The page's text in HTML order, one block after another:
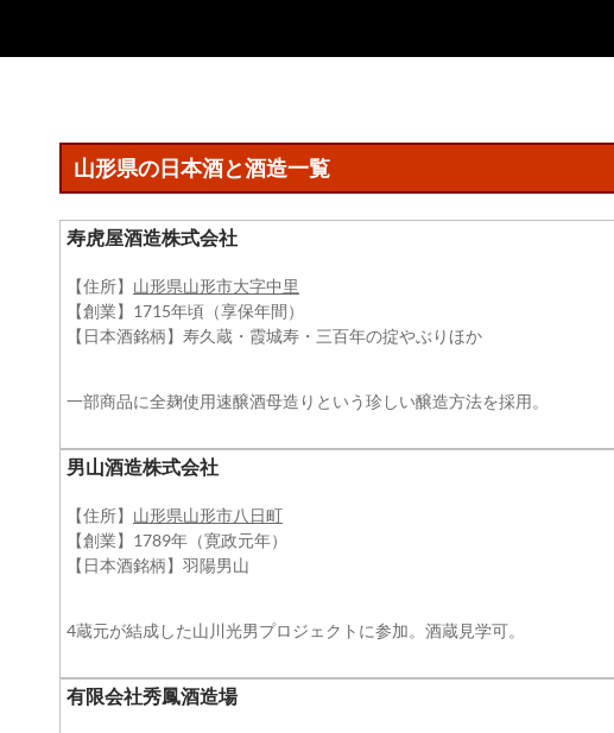
山形県の日本酒と酒造一覧
寿虎屋酒造株式会社
【住所】 山形県山形市大字中里
【創業】1715年頃（享保年間）
【日本酒銘柄】寿久蔵・霞城寿・三百年の掟やぶりほか
一部商品に全麹使用速醸酒母造りという珍しい醸造方法を採用。
​男山酒造株式会社
【住所】 山形県山形市八日町
【創業】1789年（寛政元年）
【日本酒銘柄】羽陽男山
4蔵元が結成した山川光男プロジェクトに参加。酒蔵見学可。
​有限会社秀鳳酒造場